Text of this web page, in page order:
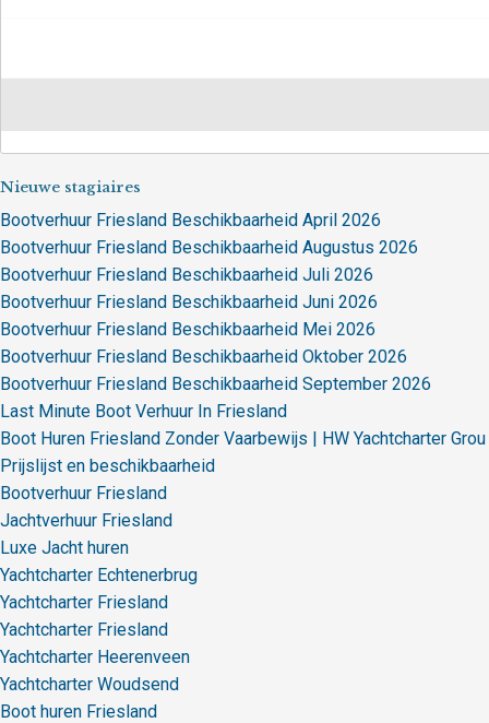
Nieuwe stagiaires
Bootverhuur Friesland Beschikbaarheid April 2026
Bootverhuur Friesland Beschikbaarheid Augustus 2026
Bootverhuur Friesland Beschikbaarheid Juli 2026
Bootverhuur Friesland Beschikbaarheid Juni 2026
Bootverhuur Friesland Beschikbaarheid Mei 2026
Bootverhuur Friesland Beschikbaarheid Oktober 2026
Bootverhuur Friesland Beschikbaarheid September 2026
Last Minute Boot Verhuur In Friesland
Boot Huren Friesland Zonder Vaarbewijs | HW Yachtcharter Grou
Prijslijst en beschikbaarheid
Bootverhuur Friesland
Jachtverhuur Friesland
Luxe Jacht huren
Yachtcharter Echtenerbrug
Yachtcharter Friesland
Yachtcharter Friesland
Yachtcharter Heerenveen
Yachtcharter Woudsend
Boot huren Friesland